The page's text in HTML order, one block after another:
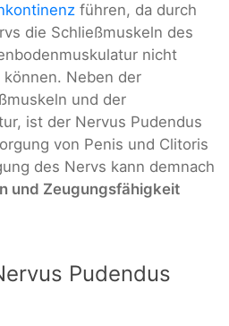
führen, da durch
die Schließmuskeln des
nicht
Neben der
und der
ist der Nervus Pudendus
von Penis und Clitoris
des Nervs kann demnach
und Zeugungsfähigkeit
Pudendus